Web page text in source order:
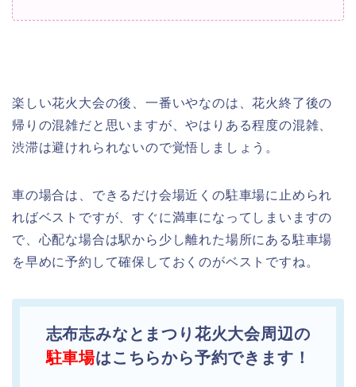
楽しい花火大会の後、一番いやなのは、花火終了後の
帰りの混雑だと思いますが、やはりある程度の混雑、
渋滞は避けれられないので覚悟しましょう。
車の場合は、できるだけ会場近くの駐車場に止められ
ればベストですが、すぐに満車になってしまいますの
で、心配な場合は駅から少し離れた場所にある駐車場
を早めに予約して確保しておくのがベストですね。
志布志みなとまつり花火大会周辺の
駐車場はこちらから予約できます！